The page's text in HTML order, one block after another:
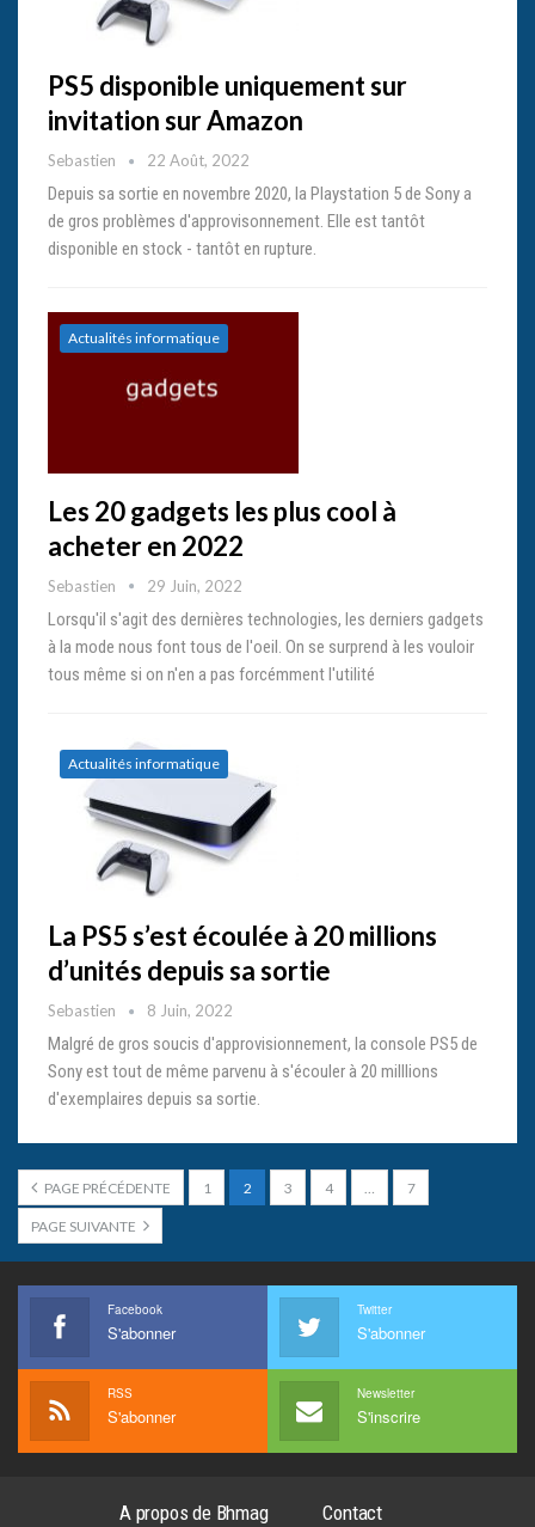
PS5 disponible uniquement sur
invitation sur Amazon
Sebastien 22 Août, 2022
Depuis sa sortie en novembre 2020, la Playstation 5 de Sony a
de gros problèmes d'approvisonnement. Elle est tantôt
disponible en stock - tantôt en rupture.
Actualités informatique
Les 20 gadgets les plus cool à
acheter en 2022
Sebastien 29 Juin, 2022
Lorsqu'il s'agit des dernières technologies, les derniers gadgets
à la mode nous font tous de l'oeil. On se surprend à les vouloir
tous même si on n'en a pas forcémment l'utilité
Actualités informatique
La PS5 s’est écoulée à 20 millions
d’unités depuis sa sortie
Sebastien 8 Juin, 2022
Malgré de gros soucis d'approvisionnement, la console PS5 de
Sony est tout de même parvenu à s'écouler à 20 milllions
d'exemplaires depuis sa sortie.
PAGE PRÉCÉDENTE 1 2 3 4 … 7
PAGE SUIVANTE
Facebook
S'abonner
Twitter
S'abonner
RSS
S'abonner
Newsletter
S'inscrire
A propos de Bhmag Contact